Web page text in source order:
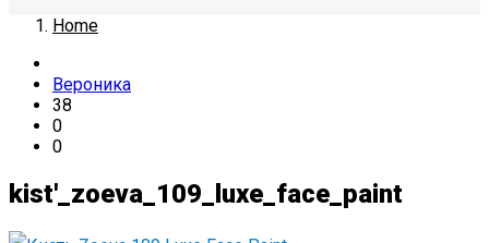
Home
Вероника
38
0
0
kist'_zoeva_109_luxe_face_paint